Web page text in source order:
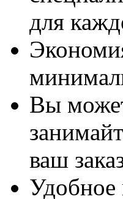
для
Вы
ваш
Удобное